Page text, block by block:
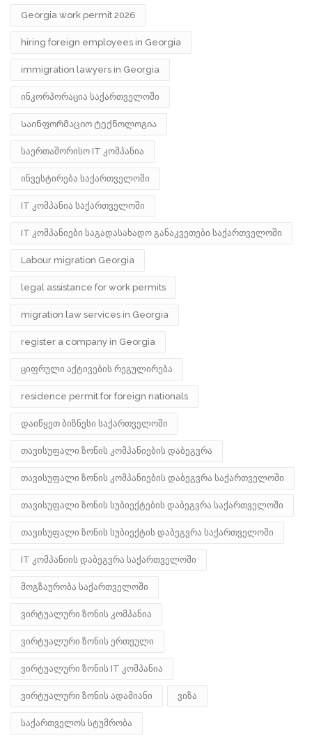
Georgia work permit 2026
hiring foreign employees in Georgia
immigration lawyers in Georgia
ინკორპორაცია საქართველოში
Საინფორმაციო ტექნოლოგია
საერთაშორისო IT კომპანია
ინვესტირება საქართველოში
IT კომპანია საქართველოში
IT კომპანიები საგადასახადო განაკვეთები საქართველოში
Labour migration Georgia
legal assistance for work permits
migration law services in Georgia
register a company in Georgia
ციფრული აქტივების რეგულირება
residence permit for foreign nationals
დაიწყეთ ბიზნესი საქართველოში
თავისუფალი ზონის კომპანიების დაბეგვრა
თავისუფალი ზონის კომპანიების დაბეგვრა საქართველოში
თავისუფალი ზონის სუბიექტების დაბეგვრა საქართველოში
თავისუფალი ზონის სუბიექტის დაბეგვრა საქართველოში
IT კომპანიის დაბეგვრა საქართველოში
მოგზაურობა საქართველოში
ვირტუალური ზონის კომპანია
ვირტუალური ზონის ერთეული
ვირტუალური ზონის IT კომპანია
ვირტუალური ზონის ადამიანი ვიზა
საქართველოს სტუმრობა